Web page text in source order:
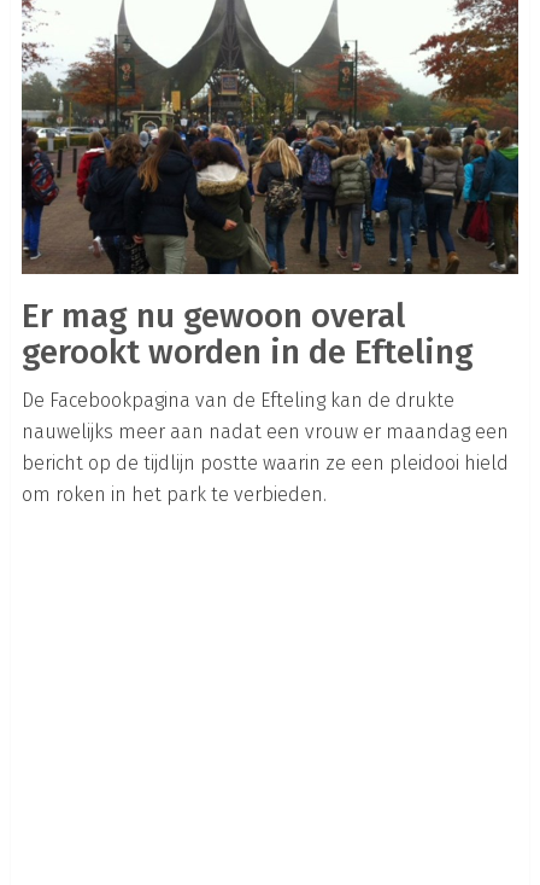
Er mag nu gewoon overal
gerookt worden in de Efteling
De Facebookpagina van de Efteling kan de drukte
nauwelijks meer aan nadat een vrouw er maandag een
bericht op de tijdlijn postte waarin ze een pleidooi hield
om roken in het park te verbieden.